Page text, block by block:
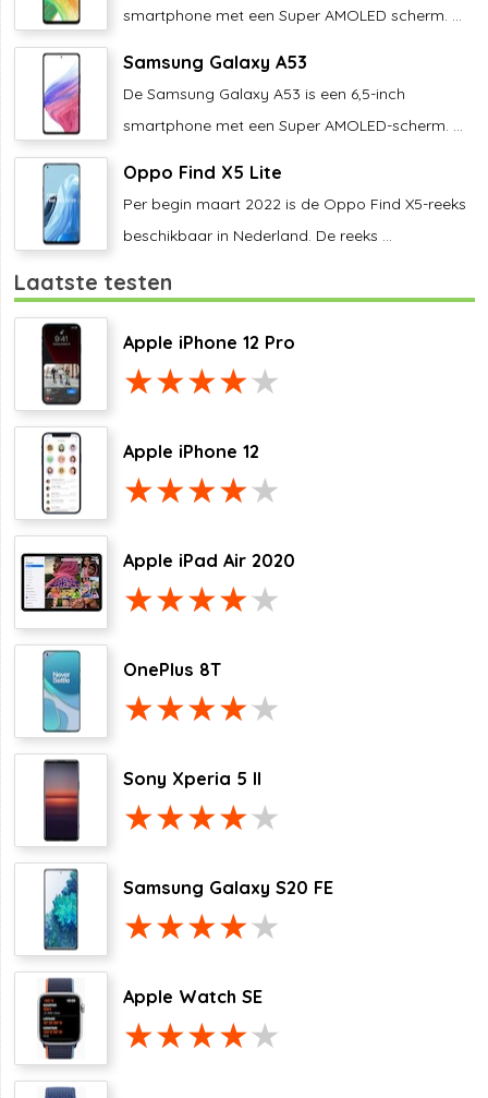
smartphone met een Super AMOLED scherm. ...
Samsung Galaxy A53
De Samsung Galaxy A53 is een 6,5-inch
smartphone met een Super AMOLED-scherm. ...
Oppo Find X5 Lite
Per begin maart 2022 is de Oppo Find X5-reeks
beschikbaar in Nederland. De reeks ...
Laatste testen
Apple iPhone 12 Pro
Apple iPhone 12
Apple iPad Air 2020
OnePlus 8T
Sony Xperia 5 II
Samsung Galaxy S20 FE
Apple Watch SE